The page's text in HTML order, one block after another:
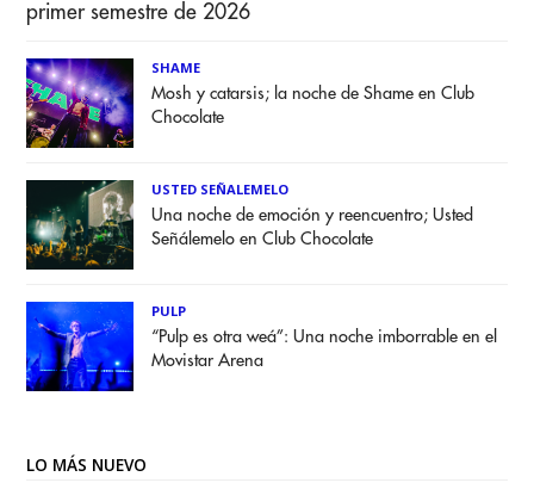
primer semestre de 2026
SHAME
Mosh y catarsis; la noche de Shame en Club
Chocolate
USTED SEÑALEMELO
Una noche de emoción y reencuentro; Usted
Señálemelo en Club Chocolate
PULP
“Pulp es otra weá”: Una noche imborrable en el
Movistar Arena
LO MÁS NUEVO